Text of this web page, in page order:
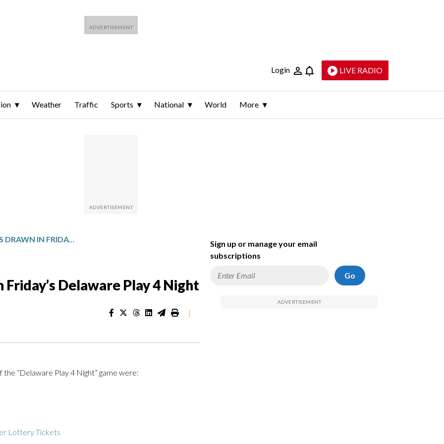
Login LIVE RADIO
Weather Traffic Sports National World More
WINNING NUMBERS DRAWN IN FRIDAY’S DELAWARE PLAY 4 NIGHT
Delaware Play 4 Night
|
the “Delaware Play 4 Night” game were:
Lottery Tickets
Sign up or manage your email
subscriptions
Go